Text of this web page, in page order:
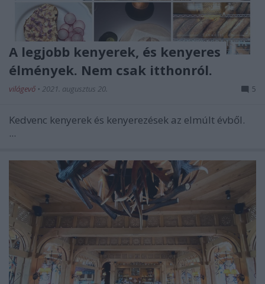
A legjobb kenyerek, és kenyeres
élmények. Nem csak itthonról.
világevő • 2021. augusztus 20. 5
Kedvenc kenyerek és kenyerezések az elmúlt évből.
...